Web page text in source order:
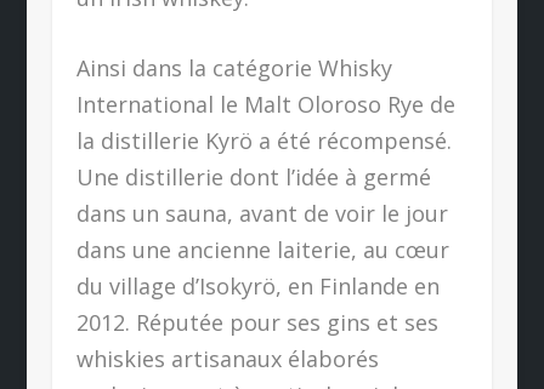
Ainsi dans la catégorie Whisky
International le Malt Oloroso Rye de
la distillerie Kyrö a été récompensé.
Une distillerie dont l’idée à germé
dans un sauna, avant de voir le jour
dans une ancienne laiterie, au cœur
du village d’Isokyrö, en Finlande en
2012. Réputée pour ses gins et ses
whiskies artisanaux élaborés